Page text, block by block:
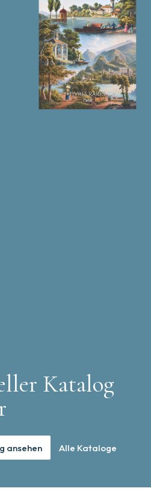
Katalog
ansehen Alle Kataloge